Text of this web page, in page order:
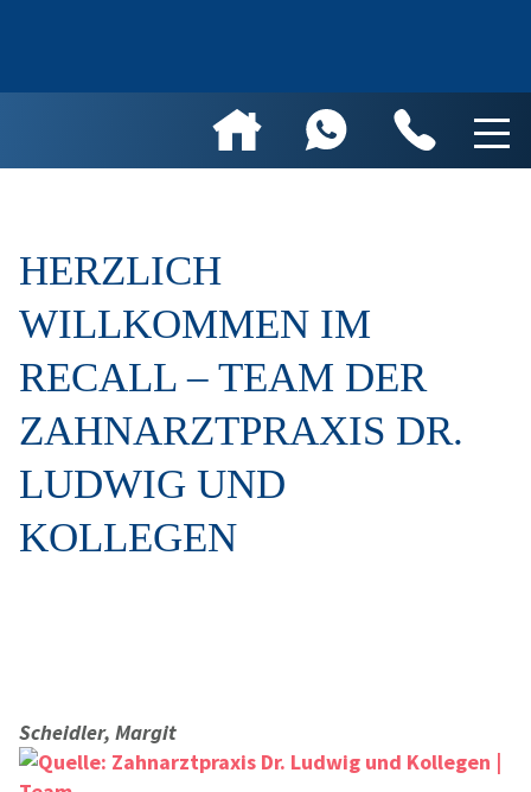
HERZLICH
WILLKOMMEN IM
RECALL – TEAM DER
ZAHNARZTPRAXIS DR.
LUDWIG UND
KOLLEGEN
Scheidler, Margit